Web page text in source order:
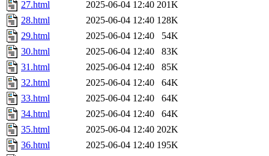
27.html
2025-06-04 12:40 201K
28.html
2025-06-04 12:40 128K
29.html
2025-06-04 12:40
54K
30.html
2025-06-04 12:40
83K
31.html
2025-06-04 12:40
85K
32.html
2025-06-04 12:40
64K
33.html
2025-06-04 12:40
64K
34.html
2025-06-04 12:40
64K
35.html
2025-06-04 12:40 202K
36.html
2025-06-04 12:40 195K